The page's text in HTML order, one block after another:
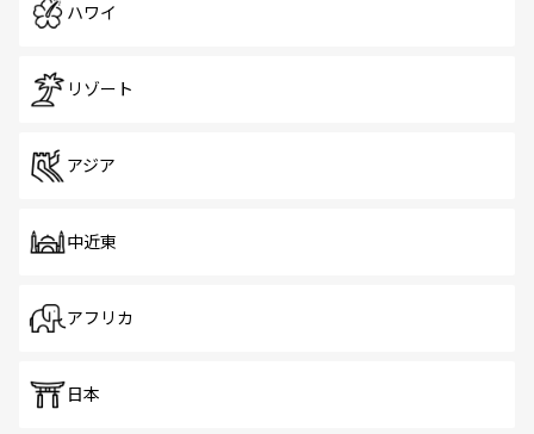
ハワイ
リゾート
アジア
中近東
アフリカ
日本